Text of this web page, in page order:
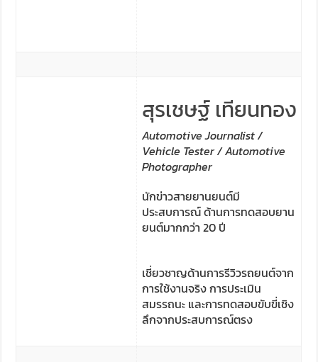
สุรเชษฐ์ เทียนทอง
Automotive Journalist /
Vehicle Tester / Automotive
Photographer
นักข่าวสายยานยนต์มี
ประสบการณ์ ด้านการทดสอบยาน
ยนต์มากกว่า 20 ปี
เชี่ยวชาญด้านการรีวิวรถยนต์จาก
การใช้งานจริง การประเมิน
สมรรถนะ และการทดสอบขับขี่เชิง
ลึกจากประสบการณ์ตรง